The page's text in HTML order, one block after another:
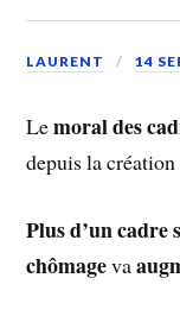
LAURENT 14
Lemoral des
depuis la
Plus d’un cadre
chômageva